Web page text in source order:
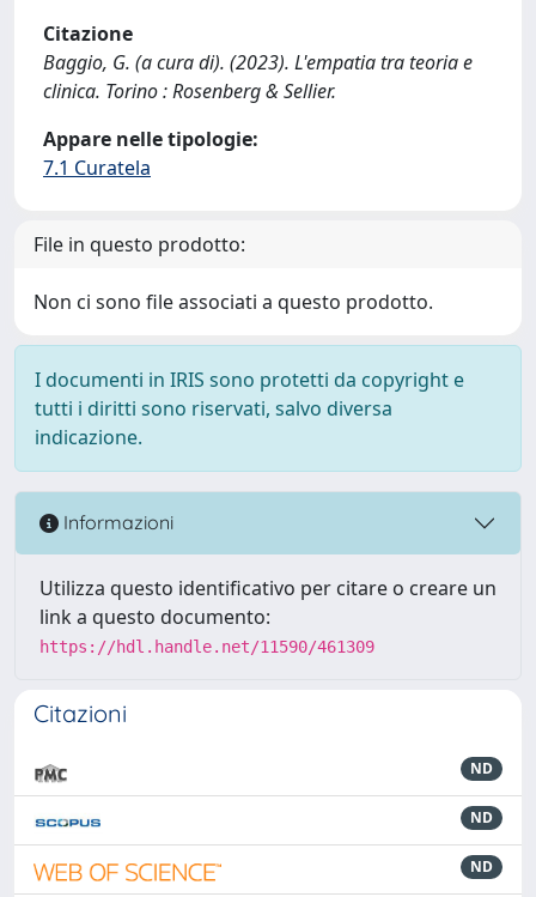
Citazione
Baggio, G. (a cura di). (2023). L'empatia tra teoria e
clinica. Torino : Rosenberg & Sellier.
Appare nelle tipologie:
7.1 Curatela
File in questo prodotto:
Non ci sono file associati a questo prodotto.
I documenti in IRIS sono protetti da copyright e
tutti i diritti sono riservati, salvo diversa
indicazione.
Informazioni
Utilizza questo identificativo per citare o creare un
link a questo documento:
https://hdl.handle.net/11590/461309
Citazioni
ND
ND
ND